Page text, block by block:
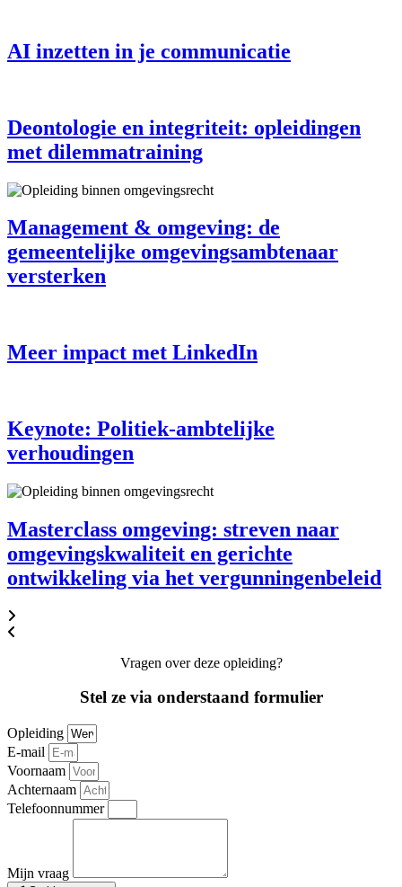
AI inzetten in je communicatie
Deontologie en integriteit: opleidingen
met dilemmatraining
Management & omgeving: de
gemeentelijke omgevingsambtenaar
versterken
Meer impact met LinkedIn
Keynote: Politiek-ambtelijke
verhoudingen
Masterclass omgeving: streven naar
omgevingskwaliteit en gerichte
ontwikkeling via het vergunningenbeleid
Vragen over deze opleiding?
Stel ze via onderstaand formulier
Opleiding
E-mail
Voornaam
Achternaam
Telefoonnummer
Mijn vraag